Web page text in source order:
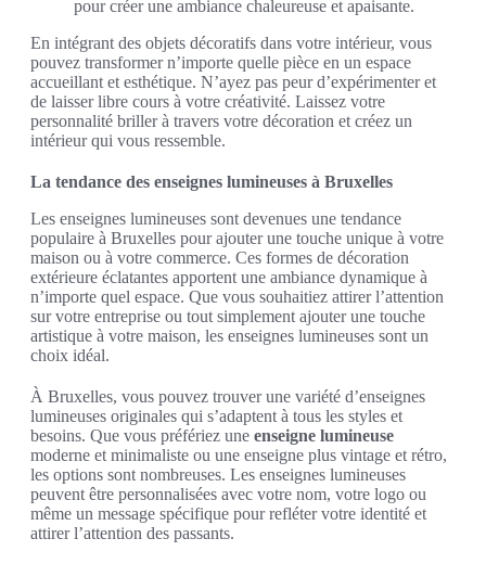
pour créer une ambiance chaleureuse et apaisante.
En intégrant des objets décoratifs dans votre intérieur, vous
pouvez transformer n’importe quelle pièce en un espace
accueillant et esthétique. N’ayez pas peur d’expérimenter et
de laisser libre cours à votre créativité. Laissez votre
personnalité briller à travers votre décoration et créez un
intérieur qui vous ressemble.
La tendance des enseignes lumineuses à Bruxelles
Les enseignes lumineuses sont devenues une tendance
populaire à Bruxelles pour ajouter une touche unique à votre
maison ou à votre commerce. Ces formes de décoration
extérieure éclatantes apportent une ambiance dynamique à
n’importe quel espace. Que vous souhaitiez attirer l’attention
sur votre entreprise ou tout simplement ajouter une touche
artistique à votre maison, les enseignes lumineuses sont un
choix idéal.
À Bruxelles, vous pouvez trouver une variété d’enseignes
lumineuses originales qui s’adaptent à tous les styles et
besoins. Que vous préfériez une enseigne lumineuse
moderne et minimaliste ou une enseigne plus vintage et rétro,
les options sont nombreuses. Les enseignes lumineuses
peuvent être personnalisées avec votre nom, votre logo ou
même un message spécifique pour refléter votre identité et
attirer l’attention des passants.